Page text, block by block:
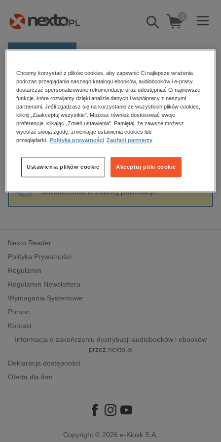
Pokaż/schowaj
wyszukiwarkę
0
E-prasa
Kategorie
Zobacz wszystkie E-prasa
budownictwo, aranżacja wnętrz
biznesowe, branżowe, gospodarka
edukacja
hobby, sport, rozrywka
komputery, internet, technologie, informatyka
polityka, społeczno-informacyjne
psychologiczne
inne
popularno-naukowe
historia
Strona główna Radosław Świderski
Radosław Świderski
Sortowanie Filtrowanie
odnaleziona w żadnej publikacji.
Nexto Reader
Polityka Prywatności
Regulamin
Regulamin Newslettera
Wymagania Systemowe
Pomoc
Kontakt
Informacja o zakończeniu dystrybucji audiobooków i ebooków
przez nexto.pl
Deklaracja dostępności
Oferta dla firm
Copyright © 2026 e-Kiosk S.A.
Chcemy korzystać z plików cookies, aby zapewnić Ci najlepsze wrażenia
podczas przeglądania naszego katalogu ebooków, audiobooków i e-prasy,
dostarczać spersonalizowane rekomendacje oraz udostępniać Ci najnowsze
funkcje, które rozwijamy dzięki analizie danych i współpracy z naszymi
partnerami. Jeśli zgadzasz się na korzystanie ze wszystkich plików cookies,
kliknij „Zaakceptuj wszystkie”. Możesz również dostosować swoje
preferencje, klikając „Zmień ustawienia”. Pamiętaj, że zawsze możesz
wycofać swoją zgodę, zmieniając ustawienia cookies lub
przeglądarki.
Polityka prywatności Zaufani partnerzy
Akceptuj pliki cookie
Ustawienia plików cookie